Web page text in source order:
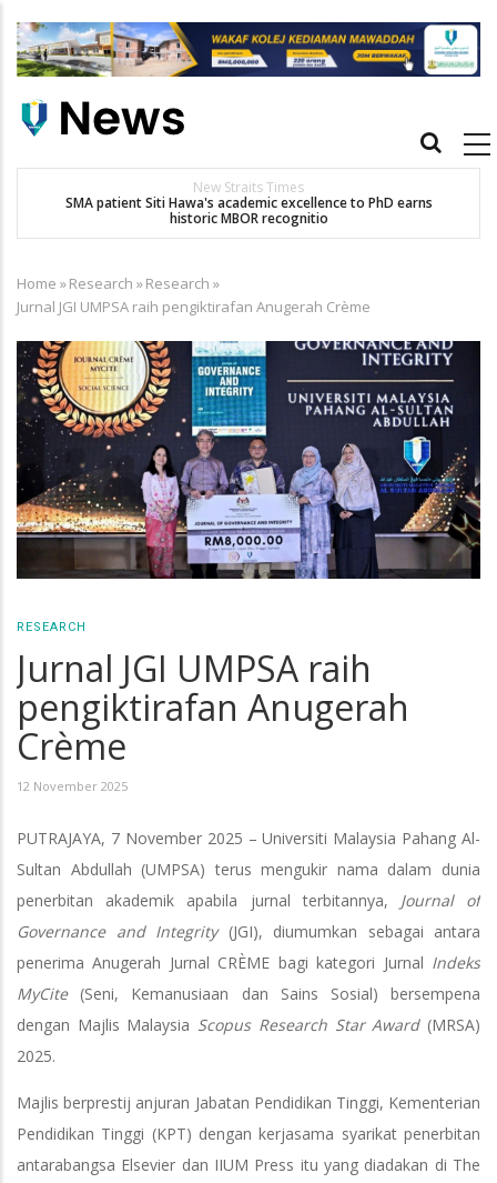
main
Main
New Straits Times
SMA patient Siti Hawa's academic excellence to PhD earns
historic MBOR recognitio
Breadcrumb
Home »Research »Research »
Jurnal JGI UMPSA raih pengiktirafan Anugerah Crѐme
RESEARCH
Jurnal JGI UMPSA raih
pengiktirafan Anugerah
Crѐme
12 November 2025
PUTRAJAYA, 7 November 2025 – Universiti Malaysia Pahang Al-
Sultan Abdullah (UMPSA) terus mengukir nama dalam dunia
penerbitan akademik apabila jurnal terbitannya, Journal of
Governance and Integrity(JGI), diumumkan sebagai antara
penerima Anugerah Jurnal CRЀME bagi kategori Jurnal Indeks
MyCite(Seni, Kemanusiaan dan Sains Sosial) bersempena
dengan Majlis Malaysia Scopus Research Star Award (MRSA)
2025.
Majlis berprestij anjuran Jabatan Pendidikan Tinggi, Kementerian
Pendidikan Tinggi (KPT) dengan kerjasama syarikat penerbitan
antarabangsa Elsevier dan IIUM Press itu yang diadakan di The